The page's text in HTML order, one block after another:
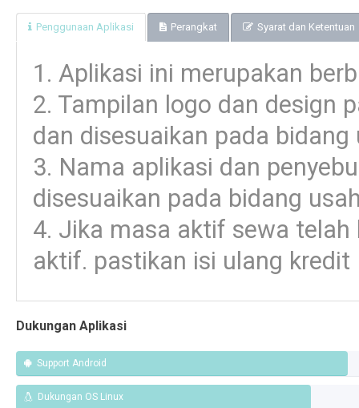
Penggunaan Aplikasi Perangkat Syarat dan Ketentuan
1. Aplikasi ini merupakan
2. Tampilan logo dan design
dan disesuaikan pada bidang
3. Nama aplikasi dan
disesuaikan pada bidang
4. Jika masa aktif sewa
aktif. pastikan isi ulang kredit
Dukungan Aplikasi
Support Android
Dukungan OS Linux